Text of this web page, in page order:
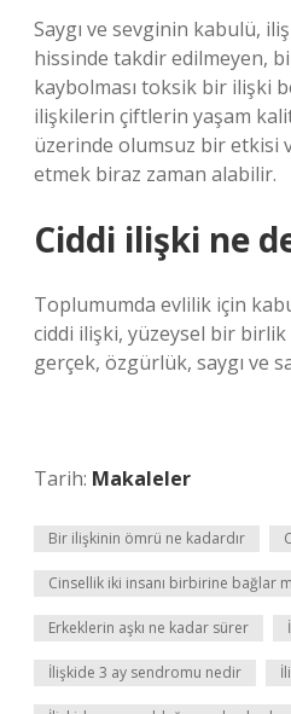
Saygı ve sevginin kabulü,
hissinde takdir edilmeyen,
kaybolması toksik bir ilişki
ilişkilerin çiftlerin yaşam
üzerinde olumsuz bir etkisi
etmek biraz zaman alabilir.
Ciddi ilişki ne
Toplumumda evlilik için
ciddi ilişki, yüzeysel bir
gerçek, özgürlük, saygı ve
Tarih: Makaleler
Bir ilişkinin ömrü ne kadardır
Cinsellik iki insanı birbirine bağlar
Erkeklerin aşkı ne kadar sürer
İlişkide 3 ay sendromu nedir